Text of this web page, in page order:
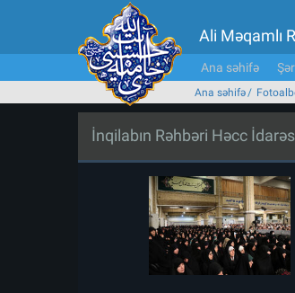
Ali Məqamlı
Ana səhifə
Ana səhifə
İnqilabın Rəhbəri Həcc